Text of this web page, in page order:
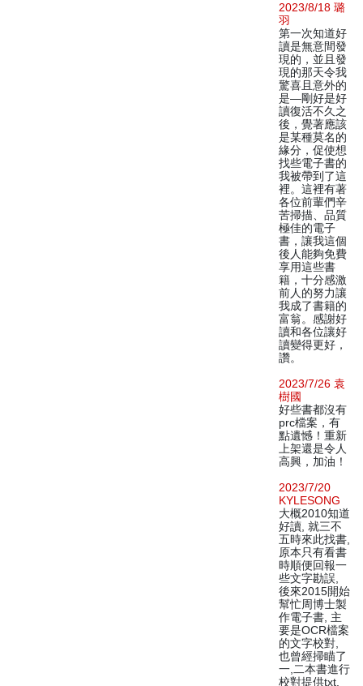
2023/8/18 璐
羽
第一次知道好
讀是無意間發
現的，並且發
現的那天令我
驚喜且意外的
是—剛好是好
讀復活不久之
後，覺著應該
是某種莫名的
緣分，促使想
找些電子書的
我被帶到了這
裡。這裡有著
各位前輩們辛
苦掃描、品質
極佳的電子
書，讓我這個
後人能夠免費
享用這些書
籍，十分感激
前人的努力讓
我成了書籍的
富翁。感謝好
讀和各位讓好
讀變得更好，
讚。
2023/7/26 袁
樹國
好些書都沒有
prc檔案，有
點遺憾！重新
上架還是令人
高興，加油！
2023/7/20
KYLESONG
大概2010知道
好讀, 就三不
五時來此找書,
原本只有看書
時順便回報一
些文字勘誤,
後來2015開始
幫忙周博士製
作電子書, 主
要是OCR檔案
的文字校對,
也曾經掃瞄了
一,二本書進行
校對提供txt,